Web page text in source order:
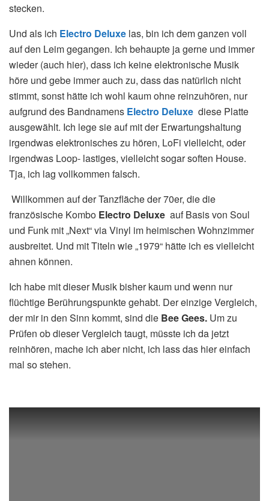
stecken.
Und als ich Electro Deluxe las, bin ich dem ganzen voll
auf den Leim gegangen. Ich behaupte ja gerne und immer
wieder (auch hier), dass ich keine elektronische Musik
höre und gebe immer auch zu, dass das natürlich nicht
stimmt, sonst hätte ich wohl kaum ohne reinzuhören, nur
aufgrund des Bandnamens Electro Deluxe diese Platte
ausgewählt. Ich lege sie auf mit der Erwartungshaltung
irgendwas elektronisches zu hören, LoFi vielleicht, oder
irgendwas Loop- lastiges, vielleicht sogar soften House.
Tja, ich lag vollkommen falsch.
Willkommen auf der Tanzfläche der 70er, die die
französische Kombo Electro Deluxe auf Basis von Soul
und Funk mit „Next“ via Vinyl im heimischen Wohnzimmer
ausbreitet. Und mit Titeln wie „1979“ hätte ich es vielleicht
ahnen können.
Ich habe mit dieser Musik bisher kaum und wenn nur
flüchtige Berührungspunkte gehabt. Der einzige Vergleich,
der mir in den Sinn kommt, sind die Bee Gees. Um zu
Prüfen ob dieser Vergleich taugt, müsste ich da jetzt
reinhören, mache ich aber nicht, ich lass das hier einfach
mal so stehen.